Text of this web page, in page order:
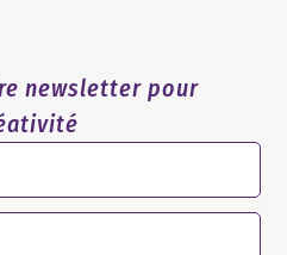
newsletter pour